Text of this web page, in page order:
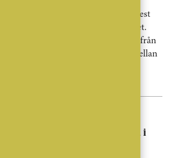
Pool, bastu och hemmagym är de mest
eftertraktade inslagen i drömhemmet.
Samtidigt visar en ny undersökning från
Fastighetsbyrån tydliga skillnader mellan
Lägenhetspriserna föll tillbaka i